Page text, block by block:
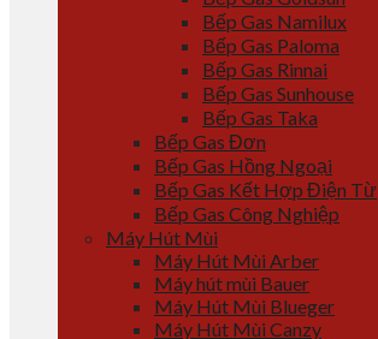
Bếp Gas Namilux
Bếp Gas Paloma
Bếp Gas Rinnai
Bếp Gas Sunhouse
Bếp Gas Taka
Bếp Gas Đơn
Bếp Gas Hồng Ngoại
Bếp Gas Kết Hợp Điện Từ
Bếp Gas Công Nghiệp
Máy Hút Mùi
Máy Hút Mùi Arber
Máy hút mùi Bauer
Máy Hút Mùi Blueger
Máy Hút Mùi Canzy